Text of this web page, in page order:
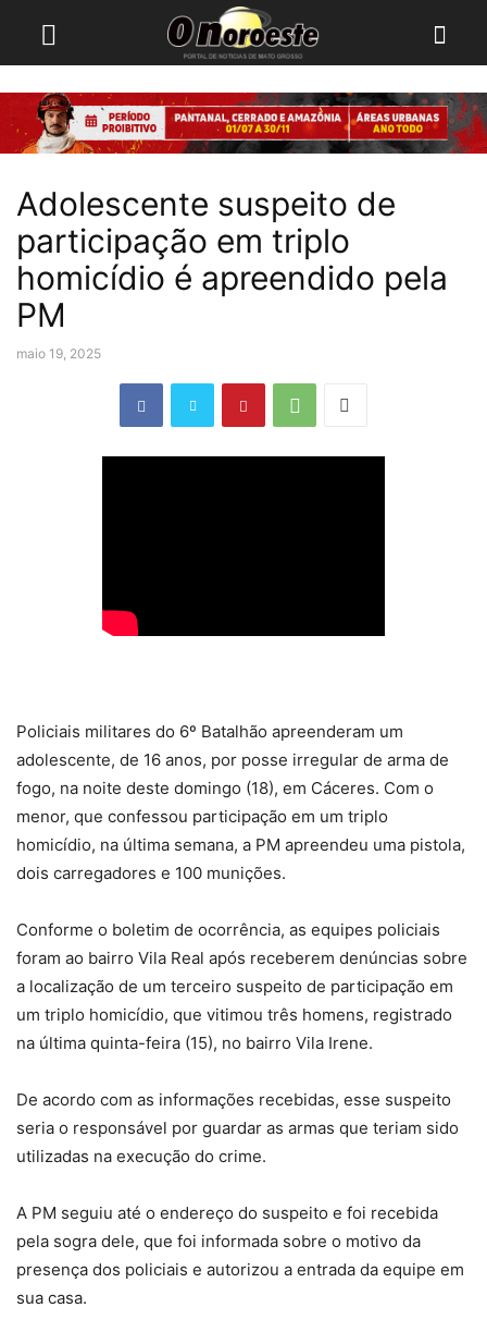
Adolescente suspeito de
participação em triplo
homicídio é apreendido pela
PM
maio 19, 2025
Policiais militares do 6º Batalhão apreenderam um
adolescente, de 16 anos, por posse irregular de arma de
fogo, na noite deste domingo (18), em Cáceres. Com o
menor, que confessou participação em um triplo
homicídio, na última semana, a PM apreendeu uma pistola,
dois carregadores e 100 munições.
Conforme o boletim de ocorrência, as equipes policiais
foram ao bairro Vila Real após receberem denúncias sobre
a localização de um terceiro suspeito de participação em
um triplo homicídio, que vitimou três homens, registrado
na última quinta-feira (15), no bairro Vila Irene.
De acordo com as informações recebidas, esse suspeito
seria o responsável por guardar as armas que teriam sido
utilizadas na execução do crime.
A PM seguiu até o endereço do suspeito e foi recebida
pela sogra dele, que foi informada sobre o motivo da
presença dos policiais e autorizou a entrada da equipe em
sua casa.